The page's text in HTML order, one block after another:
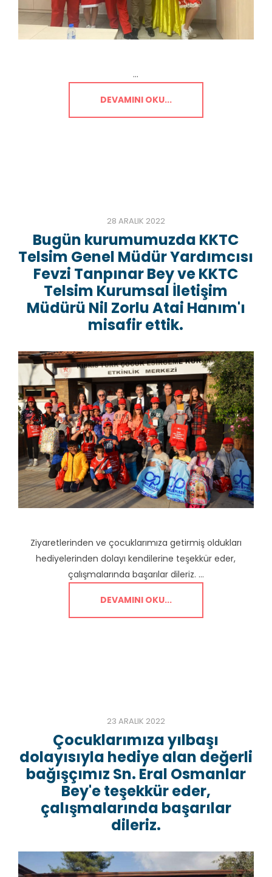
...
DEVAMINI OKU...
28 ARALIK 2022
Bugün kurumumuzda KKTC
Telsim Genel Müdür Yardımcısı
Fevzi Tanpınar Bey ve KKTC
Telsim Kurumsal İletişim
Müdürü Nil Zorlu Atai Hanım'ı
misafir ettik.
Ziyaretlerinden ve çocuklarımıza getirmiş oldukları
hediyelerinden dolayı kendilerine teşekkür eder,
çalışmalarında başarılar dileriz. ...
DEVAMINI OKU...
23 ARALIK 2022
Çocuklarımıza yılbaşı
dolayısıyla hediye alan değerli
bağışçımız Sn. Eral Osmanlar
Bey'e teşekkür eder,
çalışmalarında başarılar
dileriz.